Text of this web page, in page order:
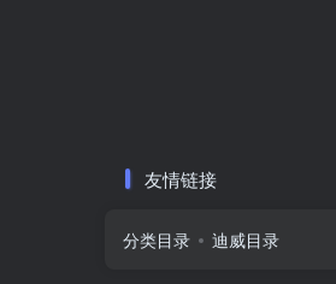
友情链接
分类目录 迪威目录